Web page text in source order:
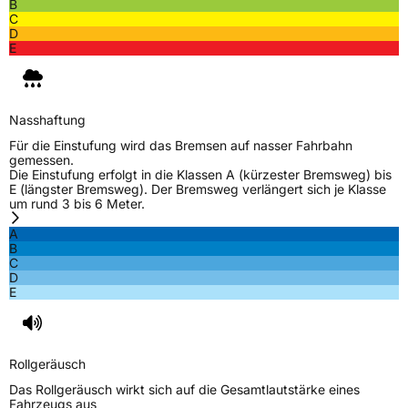
B
C
D
E
Nasshaftung
Für die Einstufung wird das Bremsen auf nasser Fahrbahn
gemessen.
Die Einstufung erfolgt in die Klassen A (kürzester Bremsweg) bis
E (längster Bremsweg). Der Bremsweg verlängert sich je Klasse
um rund 3 bis 6 Meter.
A
B
C
D
E
Rollgeräusch
Das Rollgeräusch wirkt sich auf die Gesamtlautstärke eines
Fahrzeugs aus